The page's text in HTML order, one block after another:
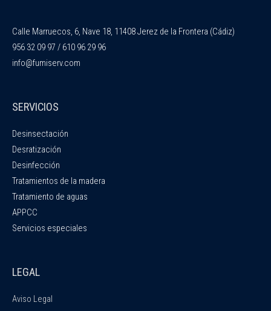
Calle Marruecos, 6, Nave 18, 11408 Jerez de la Frontera (Cádiz)
956 32 09 97 / 610 96 29 96
info@fumiserv.com
SERVICIOS
Desinsectación
Desratización
Desinfección
Tratamientos de la madera
Tratamiento de aguas
APPCC
Servicios especiales
LEGAL
Aviso Legal